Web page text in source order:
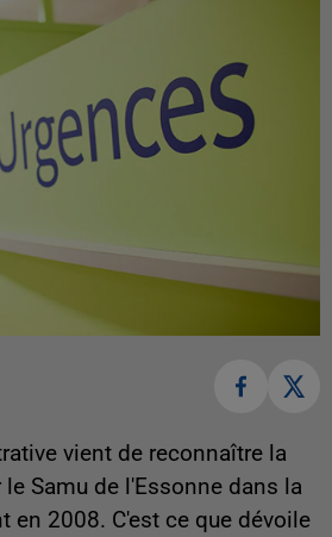
vient de reconnaître la
Samu de l'Essonne dans la
en 2008. C'est ce que dévoile